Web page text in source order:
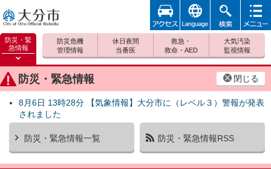
大分市
防災・緊
急情報
防災緊
急情報
を開く
防災・緊急情報 閉じる
8月6日 13時28分 【気象情報】大分市に（レベル３）警報が発表
されました
防災・緊急情報一覧 防災・緊急情報RSS
防災危機
管理情報
休日夜間
当番医
救急・
救命・AED
大気汚染
監視情報
アクセ
ス
foreign 検索
メニュ